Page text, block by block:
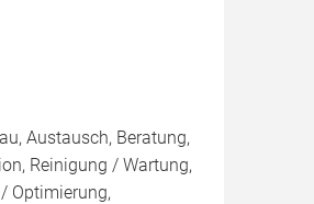
Austausch, Beratung,
Reinigung / Wartung,
Optimierung,